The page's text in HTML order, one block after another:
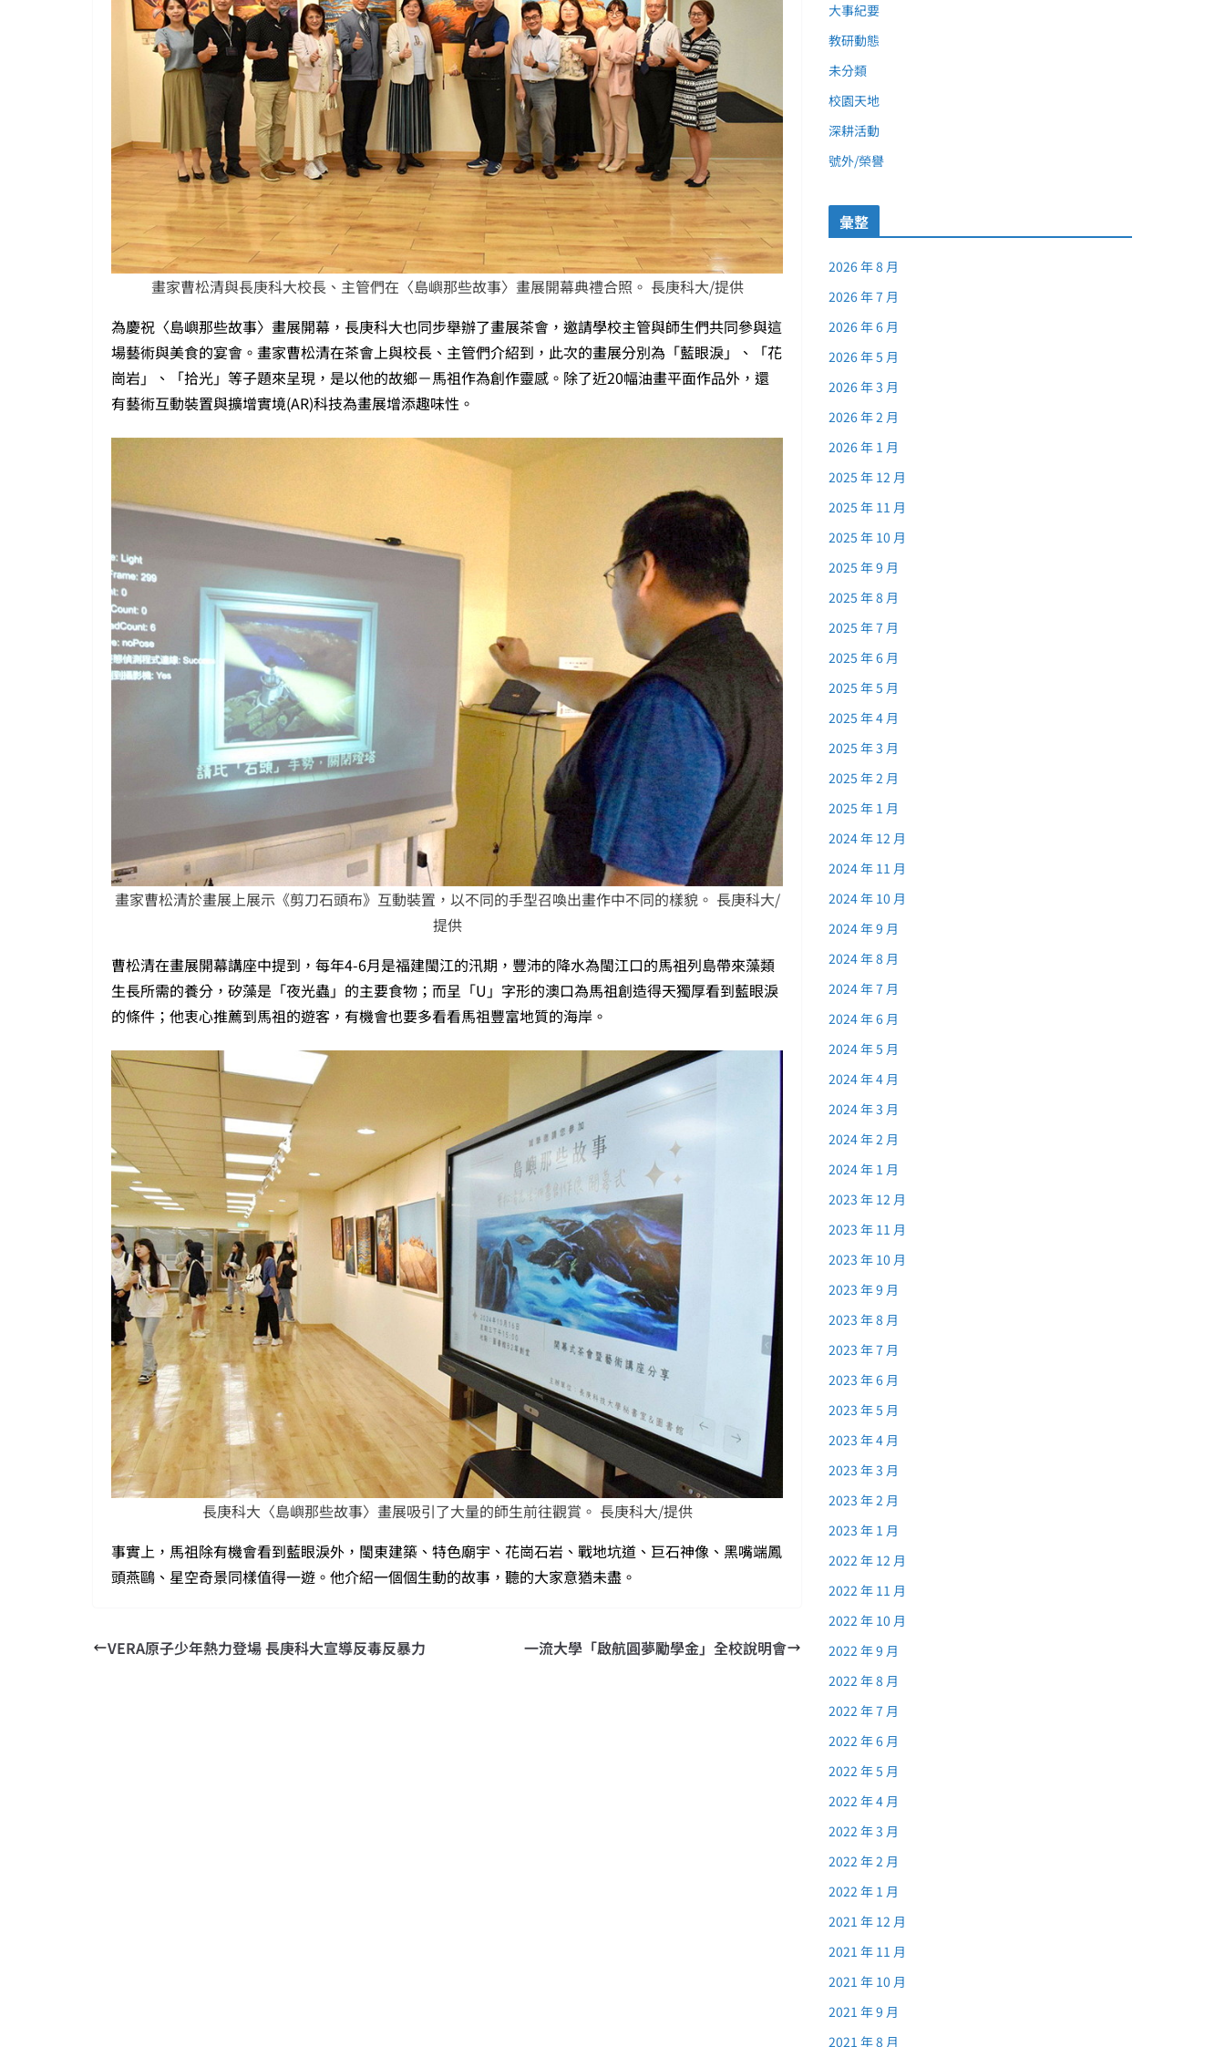
畫家曹松清與長庚科大校長、主管們在〈島嶼那些故事〉畫展開幕典禮合照。 長庚科大/提供
為慶祝〈島嶼那些故事〉畫展開幕，長庚科大也同步舉辦了畫展茶會，邀請學校主管與師生們共同參與這
場藝術與美食的宴會。畫家曹松清在茶會上與校長、主管們介紹到，此次的畫展分別為「藍眼淚」、「花
崗岩」、「拾光」等子題來呈現，是以他的故鄉－馬祖作為創作靈感。除了近20幅油畫平面作品外，還
有藝術互動裝置與擴增實境(AR)科技為畫展增添趣味性。
畫家曹松清於畫展上展示《剪刀石頭布》互動裝置，以不同的手型召喚出畫作中不同的樣貌。 長庚科大/
提供
曹松清在畫展開幕講座中提到，每年4-6月是福建閩江的汛期，豐沛的降水為閩江口的馬祖列島帶來藻類
生長所需的養分，矽藻是「夜光蟲」的主要食物；而呈「U」字形的澳口為馬祖創造得天獨厚看到藍眼淚
的條件；他衷心推薦到馬祖的遊客，有機會也要多看看馬祖豐富地質的海岸。
長庚科大〈島嶼那些故事〉畫展吸引了大量的師生前往觀賞。 長庚科大/提供
事實上，馬祖除有機會看到藍眼淚外，閩東建築、特色廟宇、花崗石岩、戰地坑道、巨石神像、黑嘴端鳳
頭燕鷗、星空奇景同樣值得一遊。他介紹一個個生動的故事，聽的大家意猶未盡。
VERA原子少年熱力登場 長庚科大宣導反毒反暴力 一流大學「啟航圓夢勵學金」全校說明會
大事紀要
教研動態
未分類
校園天地
深耕活動
號外/榮譽
彙整
2026 年 8 月
2026 年 7 月
2026 年 6 月
2026 年 5 月
2026 年 3 月
2026 年 2 月
2026 年 1 月
2025 年 12 月
2025 年 11 月
2025 年 10 月
2025 年 9 月
2025 年 8 月
2025 年 7 月
2025 年 6 月
2025 年 5 月
2025 年 4 月
2025 年 3 月
2025 年 2 月
2025 年 1 月
2024 年 12 月
2024 年 11 月
2024 年 10 月
2024 年 9 月
2024 年 8 月
2024 年 7 月
2024 年 6 月
2024 年 5 月
2024 年 4 月
2024 年 3 月
2024 年 2 月
2024 年 1 月
2023 年 12 月
2023 年 11 月
2023 年 10 月
2023 年 9 月
2023 年 8 月
2023 年 7 月
2023 年 6 月
2023 年 5 月
2023 年 4 月
2023 年 3 月
2023 年 2 月
2023 年 1 月
2022 年 12 月
2022 年 11 月
2022 年 10 月
2022 年 9 月
2022 年 8 月
2022 年 7 月
2022 年 6 月
2022 年 5 月
2022 年 4 月
2022 年 3 月
2022 年 2 月
2022 年 1 月
2021 年 12 月
2021 年 11 月
2021 年 10 月
2021 年 9 月
2021 年 8 月